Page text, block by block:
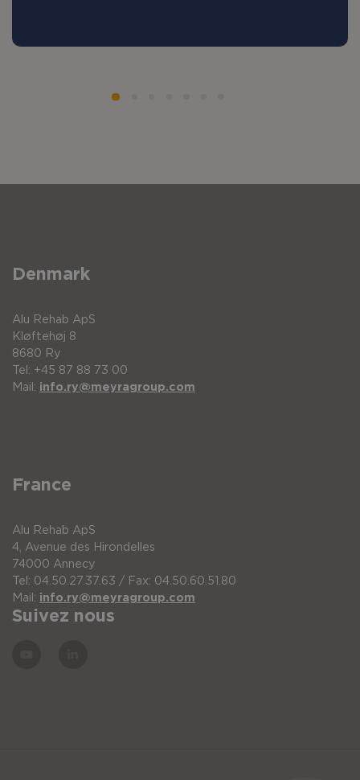
Denmark
Alu Rehab ApS
Kløftehøj 8
8680 Ry
Tel: +45 87 88 73 00
Mail: info.ry@meyragroup.com
France
Alu Rehab ApS
4, Avenue des Hirondelles
74000 Annecy
Tel: 04.50.27.37.63 / Fax: 04.50.60.51.80
Mail: info.ry@meyragroup.com
Suivez nous